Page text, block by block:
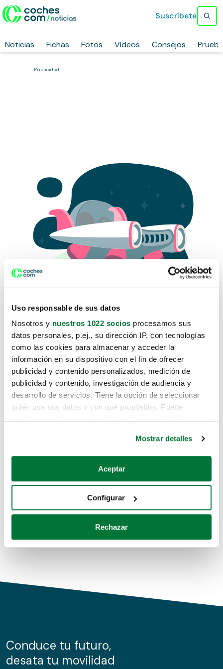
Uso responsable de sus datos
Nosotros y nuestros 1022 socios procesamos sus
datos personales, p.ej., su dirección IP, con tecnologías
como las cookies para almacenar y acceder la
información en su dispositivo con el fin de ofrecer
publicidad y contenido personalizados, medición de
publicidad y contenido, investigación de audiencia y
desarrollo de servicios. Tiene la opción de seleccionar
quién usa sus datos y con qué propósitos. Puede
Si lo permite, también quisiéramos:
Recopilar información sobre su ubicación geográfica
Identificar su dispositivo analizándolo activamente
para buscar características específicas (huellas
Obtenga más información sobre cómo se procesan sus
de cookies.
información sobre el uso que haga del sitio web con
nuestros partners de redes sociales, publicidad y análisis
Mostrar detalles
Aceptar
Configurar
Rechazar
Noticias Fichas Fotos Vídeos Consejos
Suscríbete
Publicidad
Lo sentimos, no sabemos como
te hemos traido hasta aquí.
Pero puedes encontrar el coche que estás
buscando en alguno de estos enlaces:
Coches de segunda mano
Coches de km0
Conduce tu futuro,
desata tu movilidad